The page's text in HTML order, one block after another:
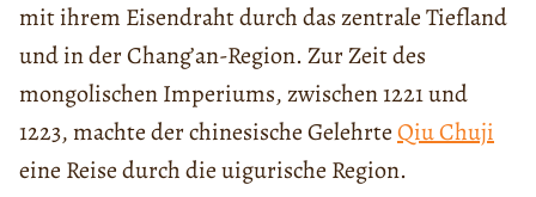
mit ihrem Eisendraht durch das zentrale Tiefland
und in der Chang’an-Region. Zur Zeit des
mongolischen Imperiums, zwischen 1221 und
1223, machte der chinesische GelehrteQiu Chuji
eine Reise durch die uigurische Region.